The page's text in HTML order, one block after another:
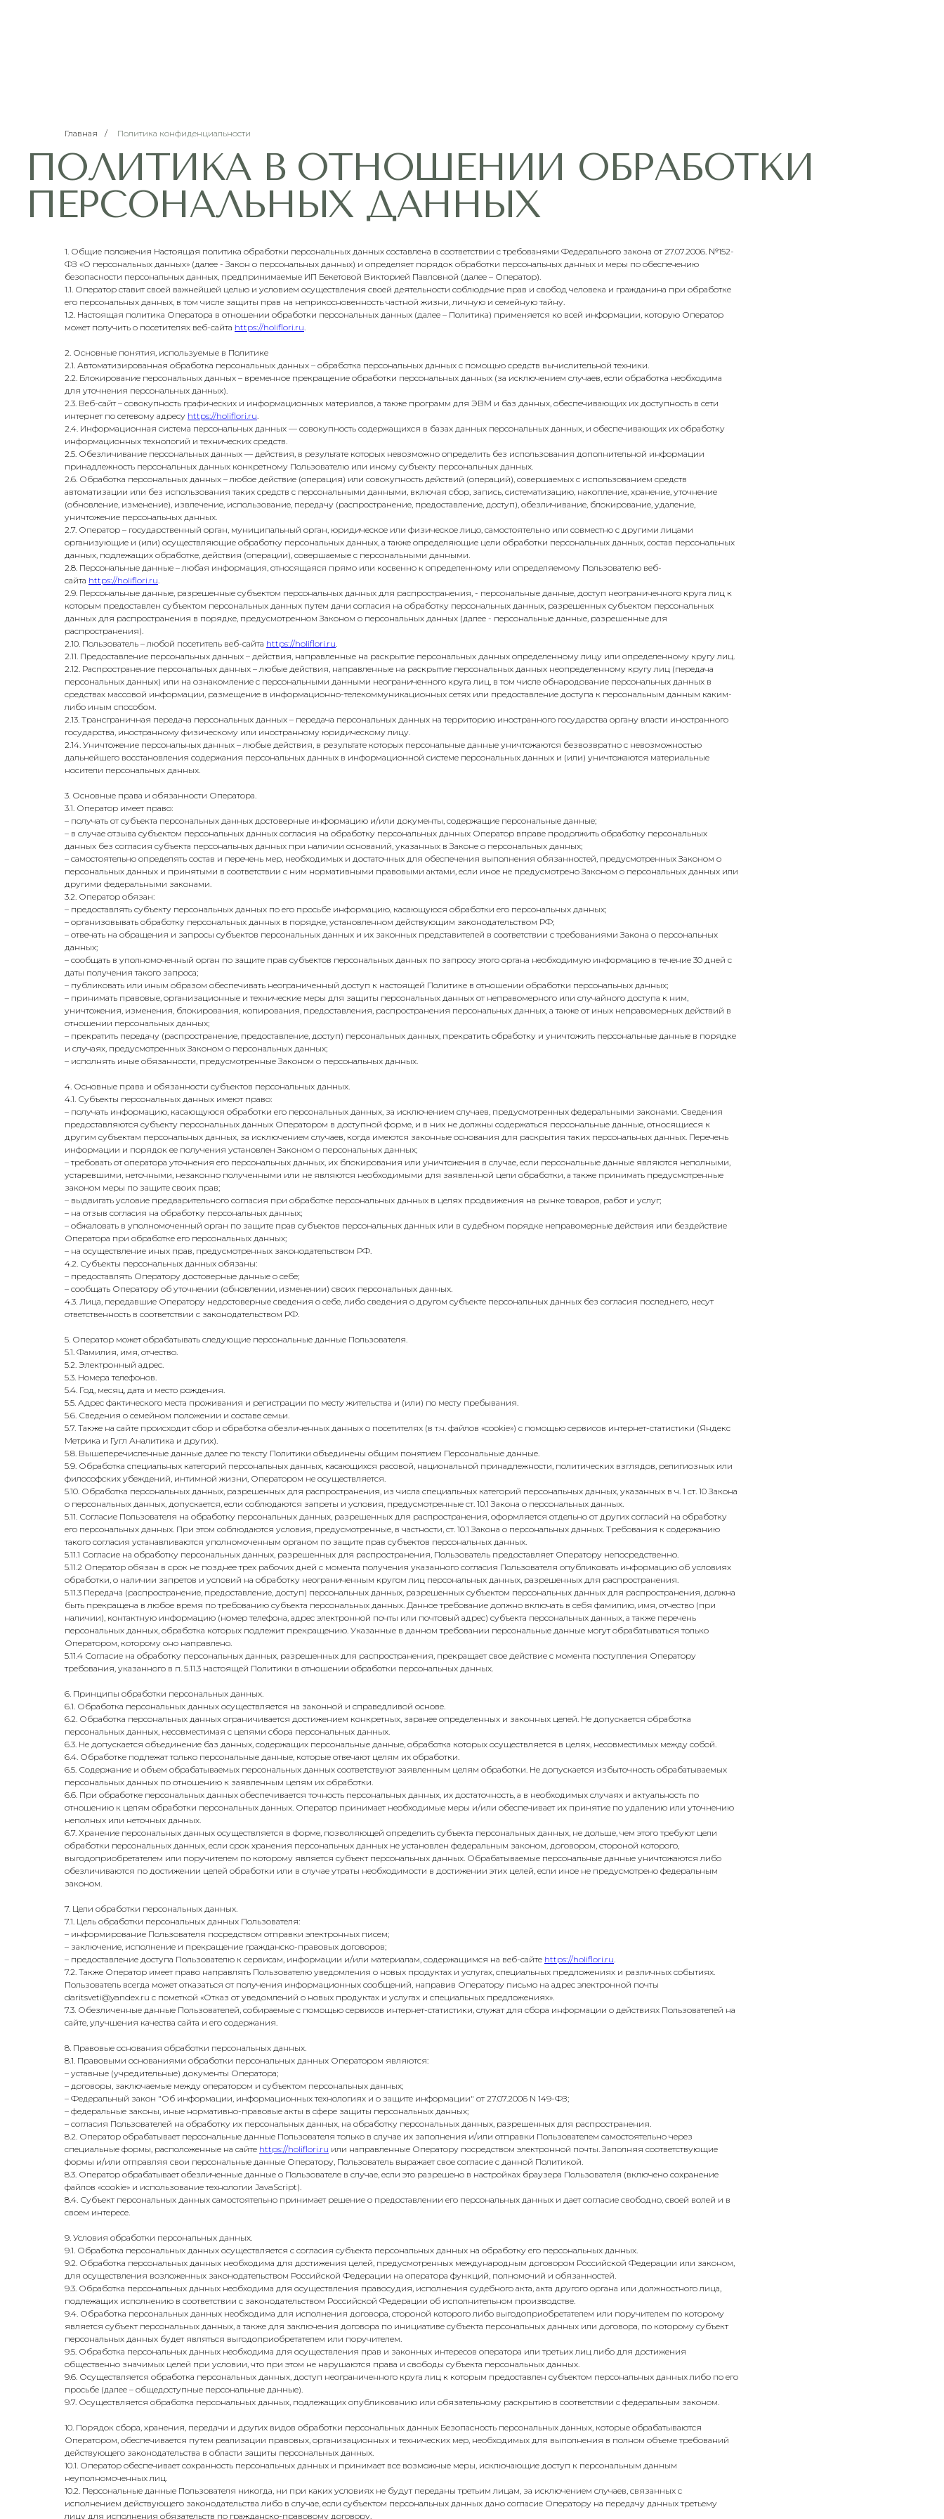
Главная / Политика конфиденциальности
ПОЛИТИКА В ОТНОШЕНИИ ОБРАБОТКИ
ПЕРСОНАЛЬНЫХ ДАННЫХ
1. Общие положения Настоящая политика обработки персональных данных составлена в соответствии с требованями Федерального закона от 27.07.2006. №152-
ФЗ «О персональных данных» (далее - Закон о персональных данных) и определяет порядок обработки персональных данных и меры по обеспечению
безопасности персональных данных, предпринимаемые ИП Бекетовой Викторией Павловной (далее – Оператор).
1.1. Оператор ставит своей важнейшей целью и условием осуществления своей деятельности соблюдение прав и свобод человека и гражданина при обработке
его персональных данных, в том числе защиты прав на неприкосновенность частной жизни, личную и семейную тайну.
1.2. Настоящая политика Оператора в отношении обработки персональных данных (далее – Политика) применяется ко всей информации, которую Оператор
может получить о посетителях веб-сайта https://holiflori.ru
2. Основные понятия, используемые в Политике
2.1. Автоматизированная обработка персональных данных – обработка персональных данных с помощью средств вычислительной техники.
2.2. Блокирование персональных данных – временное прекращение обработки персональных данных (за исключением случаев, если обработка необходима
для уточнения персональных данных).
2.3. Веб-сайт – совокупность графических и информационных материалов, а также программ для ЭВМ и баз данных, обеспечивающих их доступность в сети
интернет по сетевому адресу https://holiflori.ru
2.4. Информационная система персональных данных — совокупность содержащихся в базах данных персональных данных, и обеспечивающих их обработку
информационных технологий и технических средств.
2.5. Обезличивание персональных данных — действия, в результате которых невозможно определить без использования дополнительной информации
принадлежность персональных данных конкретному Пользователю или иному субъекту персональных данных.
2.6. Обработка персональных данных – любое действие (операция) или совокупность действий (операций), совершаемых с использованием средств
автоматизации или без использования таких средств с персональными данными, включая сбор, запись, систематизацию, накопление, хранение, уточнение
(обновление, изменение), извлечение, использование, передачу (распространение, предоставление, доступ), обезличивание, блокирование, удаление,
уничтожение персональных данных.
2.7. Оператор – государственный орган, муниципальный орган, юридическое или физическое лицо, самостоятельно или совместно с другими лицами
организующие и (или) осуществляющие обработку персональных данных, а также определяющие цели обработки персональных данных, состав персональных
данных, подлежащих обработке, действия (операции), совершаемые с персональными данными.
2.8. Персональные данные – любая информация, относящаяся прямо или косвенно к определенному или определяемому Пользователю веб-
сайта https://holiflori.ru
2.9. Персональные данные, разрешенные субъектом персональных данных для распространения, - персональные данные, доступ неограниченного круга лиц к
которым предоставлен субъектом персональных данных путем дачи согласия на обработку персональных данных, разрешенных субъектом персональных
данных для распространения в порядке, предусмотренном Законом о персональных данных (далее - персональные данные, разрешенные для
распространения).
2.10. Пользователь – любой посетитель веб-сайта https://holiflori.ru
2.11. Предоставление персональных данных – действия, направленные на раскрытие персональных данных определенному лицу или определенному кругу лиц.
2.12. Распространение персональных данных – любые действия, направленные на раскрытие персональных данных неопределенному кругу лиц (передача
персональных данных) или на ознакомление с персональными данными неограниченного круга лиц, в том числе обнародование персональных данных в
средствах массовой информации, размещение в информационно-телекоммуникационных сетях или предоставление доступа к персональным данным каким-
либо иным способом.
2.13. Трансграничная передача персональных данных – передача персональных данных на территорию иностранного государства органу власти иностранного
государства, иностранному физическому или иностранному юридическому лицу.
2.14. Уничтожение персональных данных – любые действия, в результате которых персональные данные уничтожаются безвозвратно с невозможностью
дальнейшего восстановления содержания персональных данных в информационной системе персональных данных и (или) уничтожаются материальные
носители персональных данных.
3. Основные права и обязанности Оператора.
3.1. Оператор имеет право:
– получать от субъекта персональных данных достоверные информацию и/или документы, содержащие персональные данные;
– в случае отзыва субъектом персональных данных согласия на обработку персональных данных Оператор вправе продолжить обработку персональных
данных без согласия субъекта персональных данных при наличии оснований, указанных в Законе о персональных данных;
– самостоятельно определять состав и перечень мер, необходимых и достаточных для обеспечения выполнения обязанностей, предусмотренных Законом о
персональных данных и принятыми в соответствии с ним нормативными правовыми актами, если иное не предусмотрено Законом о персональных данных или
другими федеральными законами.
3.2. Оператор обязан:
– предоставлять субъекту персональных данных по его просьбе информацию, касающуюся обработки его персональных данных;
– организовывать обработку персональных данных в порядке, установленном действующим законодательством РФ;
– отвечать на обращения и запросы субъектов персональных данных и их законных представителей в соответствии с требованиями Закона о персональных
данных;
– сообщать в уполномоченный орган по защите прав субъектов персональных данных по запросу этого органа необходимую информацию в течение 30 дней с
даты получения такого запроса;
– публиковать или иным образом обеспечивать неограниченный доступ к настоящей Политике в отношении обработки персональных данных;
– принимать правовые, организационные и технические меры для защиты персональных данных от неправомерного или случайного доступа к ним,
уничтожения, изменения, блокирования, копирования, предоставления, распространения персональных данных, а также от иных неправомерных действий в
отношении персональных данных;
– прекратить передачу (распространение, предоставление, доступ) персональных данных, прекратить обработку и уничтожить персональные данные в порядке
и случаях, предусмотренных Законом о персональных данных;
– исполнять иные обязанности, предусмотренные Законом о персональных данных.
4. Основные права и обязанности субъектов персональных данных.
4.1. Субъекты персональных данных имеют право:
– получать информацию, касающуюся обработки его персональных данных, за исключением случаев, предусмотренных федеральными законами. Сведения
предоставляются субъекту персональных данных Оператором в доступной форме, и в них не должны содержаться персональные данные, относящиеся к
другим субъектам персональных данных, за исключением случаев, когда имеются законные основания для раскрытия таких персональных данных. Перечень
информации и порядок ее получения установлен Законом о персональных данных;
– требовать от оператора уточнения его персональных данных, их блокирования или уничтожения в случае, если персональные данные являются неполными,
устаревшими, неточными, незаконно полученными или не являются необходимыми для заявленной цели обработки, а также принимать предусмотренные
законом меры по защите своих прав;
– выдвигать условие предварительного согласия при обработке персональных данных в целях продвижения на рынке товаров, работ и услуг;
– на отзыв согласия на обработку персональных данных;
– обжаловать в уполномоченный орган по защите прав субъектов персональных данных или в судебном порядке неправомерные действия или бездействие
Оператора при обработке его персональных данных;
– на осуществление иных прав, предусмотренных законодательством РФ.
4.2. Субъекты персональных данных обязаны:
– предоставлять Оператору достоверные данные о себе;
– сообщать Оператору об уточнении (обновлении, изменении) своих персональных данных.
4.3. Лица, передавшие Оператору недостоверные сведения о себе, либо сведения о другом субъекте персональных данных без согласия последнего, несут
ответственность в соответствии с законодательством РФ.
5. Оператор может обрабатывать следующие персональные данные Пользователя.
5.1. Фамилия, имя, отчество.
5.2. Электронный адрес.
5.3. Номера телефонов.
5.4. Год, месяц, дата и место рождения.
5.5. Адрес фактического места проживания и регистрации по месту жительства и (или) по месту пребывания.
5.6. Сведения о семейном положении и составе семьи.
5.7. Также на сайте происходит сбор и обработка обезличенных данных о посетителях (в т.ч. файлов «cookie») с помощью сервисов интернет-статистики (Яндекс
Метрика и Гугл Аналитика и других).
5.8. Вышеперечисленные данные далее по тексту Политики объединены общим понятием Персональные данные.
5.9. Обработка специальных категорий персональных данных, касающихся расовой, национальной принадлежности, политических взглядов, религиозных или
философских убеждений, интимной жизни, Оператором не осуществляется.
5.10. Обработка персональных данных, разрешенных для распространения, из числа специальных категорий персональных данных, указанных в ч. 1 ст. 10 Закона
о персональных данных, допускается, если соблюдаются запреты и условия, предусмотренные ст. 10.1 Закона о персональных данных.
5.11. Согласие Пользователя на обработку персональных данных, разрешенных для распространения, оформляется отдельно от других согласий на обработку
его персональных данных. При этом соблюдаются условия, предусмотренные, в частности, ст. 10.1 Закона о персональных данных. Требования к содержанию
такого согласия устанавливаются уполномоченным органом по защите прав субъектов персональных данных.
5.11.1 Согласие на обработку персональных данных, разрешенных для распространения, Пользователь предоставляет Оператору непосредственно.
5.11.2 Оператор обязан в срок не позднее трех рабочих дней с момента получения указанного согласия Пользователя опубликовать информацию об условиях
обработки, о наличии запретов и условий на обработку неограниченным кругом лиц персональных данных, разрешенных для распространения.
5.11.3 Передача (распространение, предоставление, доступ) персональных данных, разрешенных субъектом персональных данных для распространения, должна
быть прекращена в любое время по требованию субъекта персональных данных. Данное требование должно включать в себя фамилию, имя, отчество (при
наличии), контактную информацию (номер телефона, адрес электронной почты или почтовый адрес) субъекта персональных данных, а также перечень
персональных данных, обработка которых подлежит прекращению. Указанные в данном требовании персональные данные могут обрабатываться только
Оператором, которому оно направлено.
5.11.4 Согласие на обработку персональных данных, разрешенных для распространения, прекращает свое действие с момента поступления Оператору
требования, указанного в п. 5.11.3 настоящей Политики в отношении обработки персональных данных.
6. Принципы обработки персональных данных.
6.1. Обработка персональных данных осуществляется на законной и справедливой основе.
6.2. Обработка персональных данных ограничивается достижением конкретных, заранее определенных и законных целей. Не допускается обработка
персональных данных, несовместимая с целями сбора персональных данных.
6.3. Не допускается объединение баз данных, содержащих персональные данные, обработка которых осуществляется в целях, несовместимых между собой.
6.4. Обработке подлежат только персональные данные, которые отвечают целям их обработки.
6.5. Содержание и объем обрабатываемых персональных данных соответствуют заявленным целям обработки. Не допускается избыточность обрабатываемых
персональных данных по отношению к заявленным целям их обработки.
6.6. При обработке персональных данных обеспечивается точность персональных данных, их достаточность, а в необходимых случаях и актуальность по
отношению к целям обработки персональных данных. Оператор принимает необходимые меры и/или обеспечивает их принятие по удалению или уточнению
неполных или неточных данных.
6.7. Хранение персональных данных осуществляется в форме, позволяющей определить субъекта персональных данных, не дольше, чем этого требуют цели
обработки персональных данных, если срок хранения персональных данных не установлен федеральным законом, договором, стороной которого,
выгодоприобретателем или поручителем по которому является субъект персональных данных. Обрабатываемые персональные данные уничтожаются либо
обезличиваются по достижении целей обработки или в случае утраты необходимости в достижении этих целей, если иное не предусмотрено федеральным
законом.
7. Цели обработки персональных данных.
7.1. Цель обработки персональных данных Пользователя:
– информирование Пользователя посредством отправки электронных писем;
– заключение, исполнение и прекращение гражданско-правовых договоров;
– предоставление доступа Пользователю к сервисам, информации и/или материалам, содержащимся на веб-сайте https://holiflori.ru
7.2. Также Оператор имеет право направлять Пользователю уведомления о новых продуктах и услугах, специальных предложениях и различных событиях.
Пользователь всегда может отказаться от получения информационных сообщений, направив Оператору письмо на адрес электронной почты
daritsveti@yandex.ru с пометкой «Отказ от уведомлений о новых продуктах и услугах и специальных предложениях».
7.3. Обезличенные данные Пользователей, собираемые с помощью сервисов интернет-статистики, служат для сбора информации о действиях Пользователей на
сайте, улучшения качества сайта и его содержания.
8. Правовые основания обработки персональных данных.
8.1. Правовыми основаниями обработки персональных данных Оператором являются:
– уставные (учредительные) документы Оператора;
– договоры, заключаемые между оператором и субъектом персональных данных;
– Федеральный закон "Об информации, информационных технологиях и о защите информации" от 27.07.2006 N 149-ФЗ;
– федеральные законы, иные нормативно-правовые акты в сфере защиты персональных данных;
– согласия Пользователей на обработку их персональных данных, на обработку персональных данных, разрешенных для распространения.
8.2. Оператор обрабатывает персональные данные Пользователя только в случае их заполнения и/или отправки Пользователем самостоятельно через
специальные формы, расположенные на сайте https://holiflori.ru или направленные Оператору посредством электронной почты. Заполняя соответствующие
формы и/или отправляя свои персональные данные Оператору, Пользователь выражает свое согласие с данной Политикой.
8.3. Оператор обрабатывает обезличенные данные о Пользователе в случае, если это разрешено в настройках браузера Пользователя (включено сохранение
файлов «cookie» и использование технологии JavaScript).
8.4. Субъект персональных данных самостоятельно принимает решение о предоставлении его персональных данных и дает согласие свободно, своей волей и в
своем интересе.
9. Условия обработки персональных данных.
9.1. Обработка персональных данных осуществляется с согласия субъекта персональных данных на обработку его персональных данных.
9.2. Обработка персональных данных необходима для достижения целей, предусмотренных международным договором Российской Федерации или законом,
для осуществления возложенных законодательством Российской Федерации на оператора функций, полномочий и обязанностей.
9.3. Обработка персональных данных необходима для осуществления правосудия, исполнения судебного акта, акта другого органа или должностного лица,
подлежащих исполнению в соответствии с законодательством Российской Федерации об исполнительном производстве.
9.4. Обработка персональных данных необходима для исполнения договора, стороной которого либо выгодоприобретателем или поручителем по которому
является субъект персональных данных, а также для заключения договора по инициативе субъекта персональных данных или договора, по которому субъект
персональных данных будет являться выгодоприобретателем или поручителем.
9.5. Обработка персональных данных необходима для осуществления прав и законных интересов оператора или третьих лиц либо для достижения
общественно значимых целей при условии, что при этом не нарушаются права и свободы субъекта персональных данных.
9.6. Осуществляется обработка персональных данных, доступ неограниченного круга лиц к которым предоставлен субъектом персональных данных либо по его
просьбе (далее – общедоступные персональные данные).
9.7. Осуществляется обработка персональных данных, подлежащих опубликованию или обязательному раскрытию в соответствии с федеральным законом.
10. Порядок сбора, хранения, передачи и других видов обработки персональных данных Безопасность персональных данных, которые обрабатываются
Оператором, обеспечивается путем реализации правовых, организационных и технических мер, необходимых для выполнения в полном объеме требований
действующего законодательства в области защиты персональных данных.
10.1. Оператор обеспечивает сохранность персональных данных и принимает все возможные меры, исключающие доступ к персональным данным
неуполномоченных лиц.
10.2. Персональные данные Пользователя никогда, ни при каких условиях не будут переданы третьим лицам, за исключением случаев, связанных с
исполнением действующего законодательства либо в случае, если субъектом персональных данных дано согласие Оператору на передачу данных третьему
лицу для исполнения обязательств по гражданско-правовому договору.